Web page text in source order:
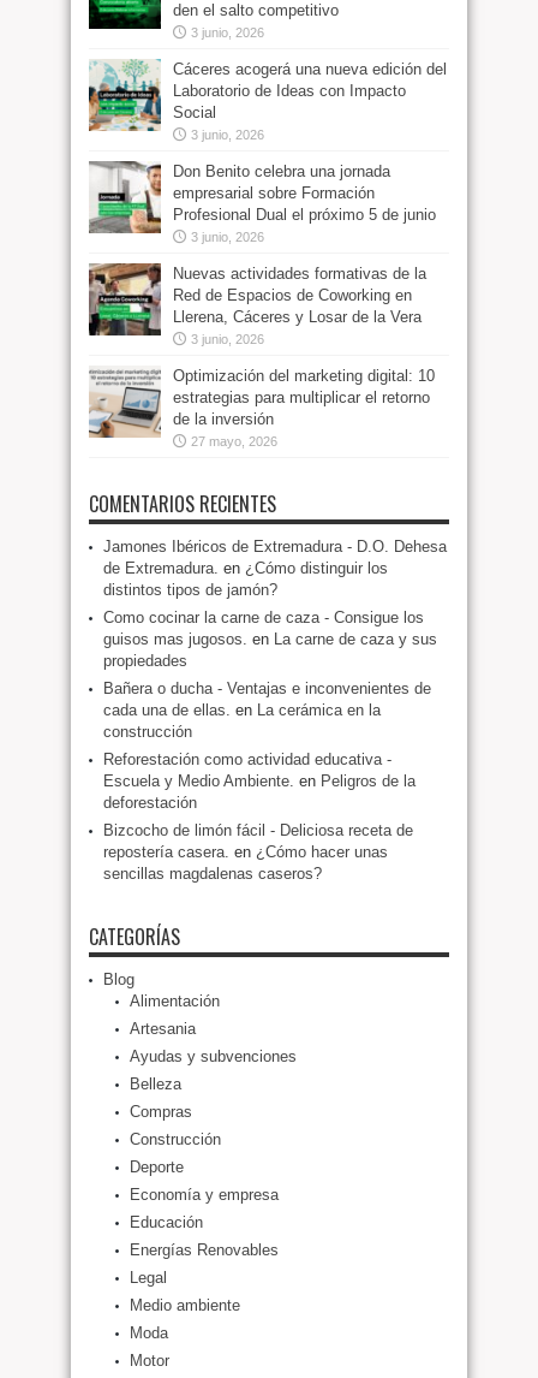
den el salto competitivo
3 junio, 2026
Cáceres acogerá una nueva edición del
Laboratorio de Ideas con Impacto
Social
3 junio, 2026
Don Benito celebra una jornada
empresarial sobre Formación
Profesional Dual el próximo 5 de junio
3 junio, 2026
Nuevas actividades formativas de la
Red de Espacios de Coworking en
Llerena, Cáceres y Losar de la Vera
3 junio, 2026
Optimización del marketing digital: 10
estrategias para multiplicar el retorno
de la inversión
27 mayo, 2026
COMENTARIOS RECIENTES
Jamones Ibéricos de Extremadura - D.O. Dehesa
de Extremadura. en ¿Cómo distinguir los
distintos tipos de jamón?
Como cocinar la carne de caza - Consigue los
guisos mas jugosos. en La carne de caza y sus
propiedades
Bañera o ducha - Ventajas e inconvenientes de
cada una de ellas. en La cerámica en la
construcción
Reforestación como actividad educativa -
Escuela y Medio Ambiente. en Peligros de la
deforestación
Bizcocho de limón fácil - Deliciosa receta de
repostería casera. en ¿Cómo hacer unas
sencillas magdalenas caseros?
CATEGORÍAS
Blog
Alimentación
Artesania
Ayudas y subvenciones
Belleza
Compras
Construcción
Deporte
Economía y empresa
Educación
Energías Renovables
Legal
Medio ambiente
Moda
Motor